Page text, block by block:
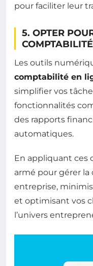
pour faciliter leur
5. OPTER
Les outils
comptabilité en
simplifier vos
fonctionnalités
des rapports
automatiques.
En appliquant ces
armé pour gérer
entreprise,
et optimisant vos
l’univers